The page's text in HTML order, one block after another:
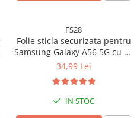
FS28
Folie sticla securizata pentru
Samsung Galaxy A56 5G cu kit
de montare inclus - Claritate
suprafata, Protectie Anti-
Zgarieturi si Socuri
34,99 Lei
IN STOC